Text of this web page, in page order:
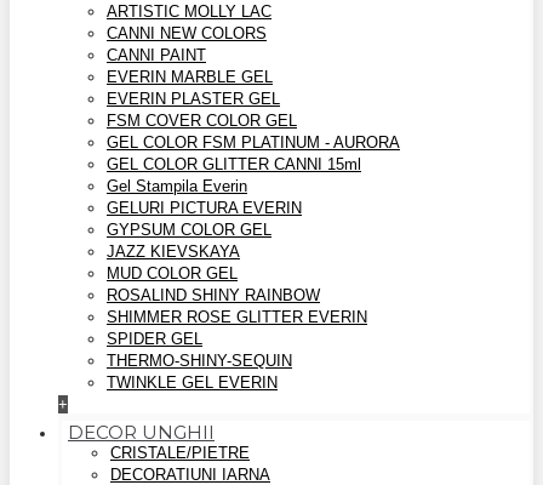
ARTISTIC MOLLY LAC
CANNI NEW COLORS
CANNI PAINT
EVERIN MARBLE GEL
EVERIN PLASTER GEL
FSM COVER COLOR GEL
GEL COLOR FSM PLATINUM - AURORA
GEL COLOR GLITTER CANNI 15ml
Gel Stampila Everin
GELURI PICTURA EVERIN
GYPSUM COLOR GEL
JAZZ KIEVSKAYA
MUD COLOR GEL
ROSALIND SHINY RAINBOW
SHIMMER ROSE GLITTER EVERIN
SPIDER GEL
THERMO-SHINY-SEQUIN
TWINKLE GEL EVERIN
+
DECOR UNGHII
CRISTALE/PIETRE
DECORATIUNI IARNA